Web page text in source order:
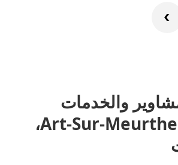
والخدمات
الأخرى في Art-Sur-Meurthe،